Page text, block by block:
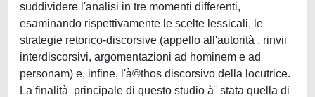
suddividere l'analisi in tre momenti differenti,
esaminando rispettivamente le scelte lessicali, le
strategie retorico-discorsive (appello all'autorità , rinvii
interdiscorsivi, argomentazioni ad hominem e ad
personam) e, infine, l'à©thos discorsivo della locutrice.
La finalità principale di questo studio à¨ stata quella di